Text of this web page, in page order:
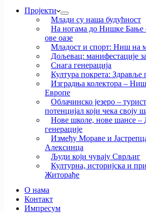
Пројекти
Млади су наша будућност
На ногама до Нишке Бање
ове оазе
Младост и спорт: Ниш на
Дољевац: манифестације
Снага генерација
Култура покрета: Здравље
Изградња колектора –
Европе
Облачинско језеро –
потенцијал који чека своју
Нове школе, нове шансе –
генерације
Између Мораве и
Алексинца
Људи који чувају Сврљиг
Културна, историјска и
Житорађе
О нама
Контакт
Импресум